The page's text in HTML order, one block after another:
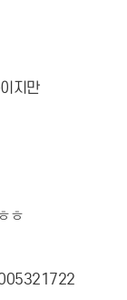
지만
ㅎ